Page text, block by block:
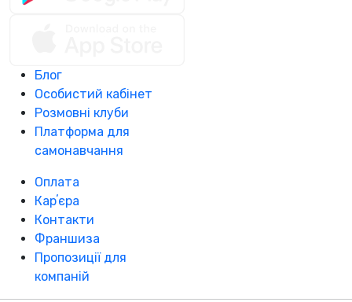
Блог
Особистий кабінет
Розмовні клуби
Платформа для
самонавчання
Оплата
Карʼєра
Контакти
Франшиза
Пропозиції для
компаній